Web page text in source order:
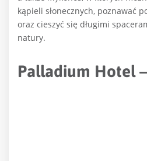
kąpieli słonecznych, poznawać
oraz cieszyć się długimi
natury.
Palladium Hotel